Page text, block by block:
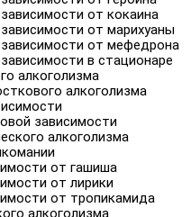
от кокаина
от марихуаны
от мефедрона
в стационаре
алкоголизма
алкоголизма
зависимости
алкоголизма
от гашиша
от лирики
от тропикамида
алкоголизма